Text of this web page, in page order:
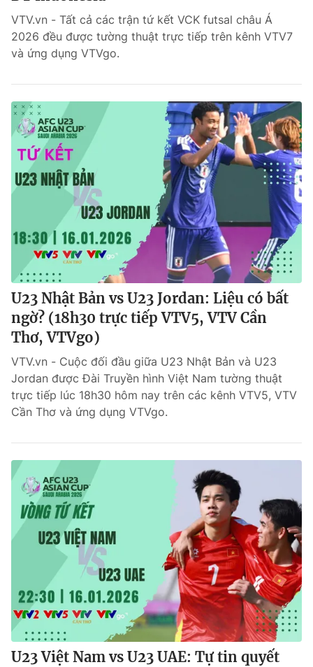
Bóng đá
Các môn khác
VIDEO
Bên lề
VTV.vn - Tất cả các trận tứ kết VCK futsal châu Á
2026 đều được tường thuật trực tiếp trên kênh VTV7
và ứng dụng VTVgo.
U23 Nhật Bản vs U23 Jordan: Liệu có bất
ngờ? (18h30 trực tiếp VTV5, VTV Cần
Thơ, VTVgo)
VTV.vn - Cuộc đối đầu giữa U23 Nhật Bản và U23
Jordan được Đài Truyền hình Việt Nam tường thuật
trực tiếp lúc 18h30 hôm nay trên các kênh VTV5, VTV
Cần Thơ và ứng dụng VTVgo.
U23 Việt Nam vs U23 UAE: Tự tin quyết